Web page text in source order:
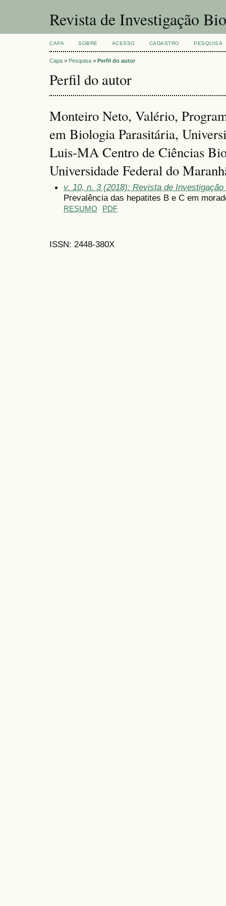
Revista de Investigação
CAPA SOBRE ACESSO CADASTRO PESQUISA
Capa > Pesquisa > Perfil do autor
Perfil do autor
Monteiro Neto, Valério,
em Biologia Parasitária,
Luis-MA Centro de Ciências
Universidade Federal do
v. 10, n. 3 (2018): Revista de Investigação
Prevalência das hepatites B e C em
RESUMO PDF
ISSN: 2448-380X